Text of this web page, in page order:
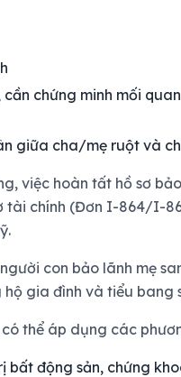
chứng minh mối
giữa cha/mẹ ruột và
việc hoàn tất hồ sơ
chính (Đơn I-864/I-
con bảo lãnh mẹ
gia đình và tiểu bang
thể áp dụng các
bất động sản, chứng